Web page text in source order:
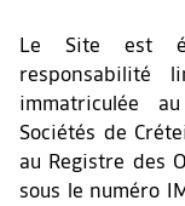
Le Site est
immatriculée
Sociétés de
au Registre des
sous le numéro